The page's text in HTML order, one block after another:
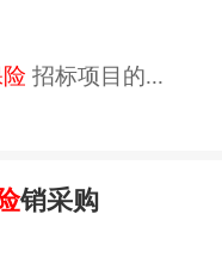
招标项目的...
销采购